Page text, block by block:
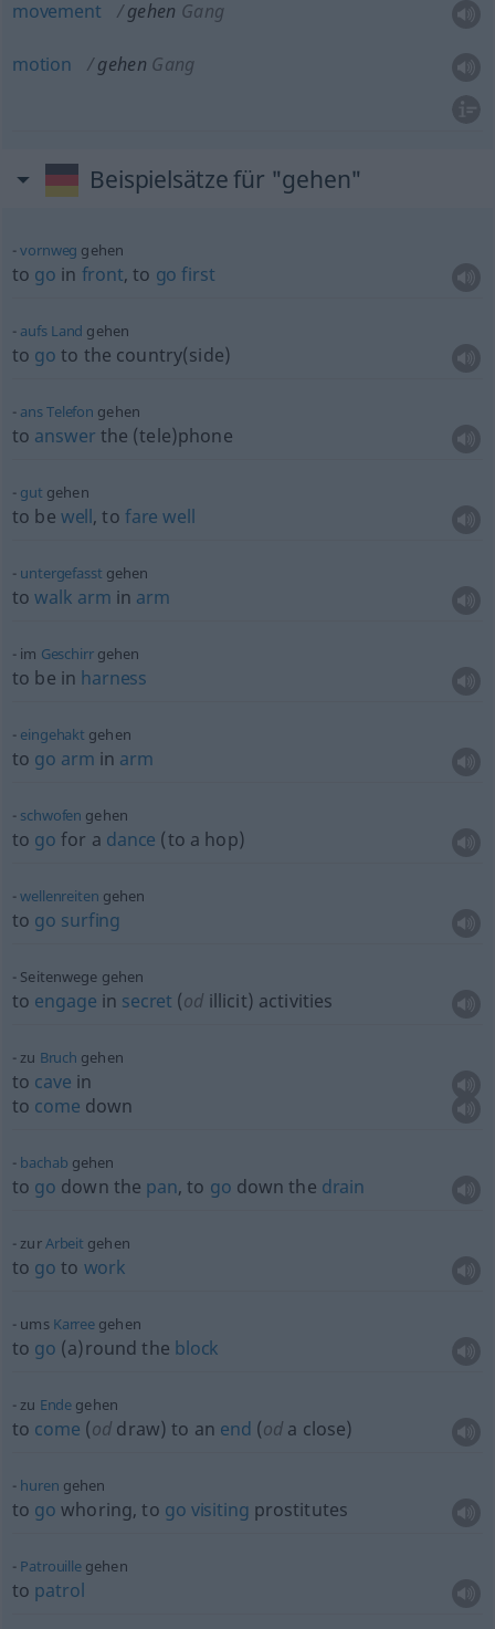
movement gehen Gang
motion gehen Gang
Beispielsätze für "gehen"
vornweg gehen
to go in front, to go first
aufs Land gehen
to go to the country(side)
ansTelefon gehen
to answer the (tele)phone
gut gehen
to be well, to fare well
untergefasst gehen
towalk arm in arm
im Geschirrgehen
to be in harness
eingehakt gehen
to go arm in arm
schwofen gehen
to go for a dance (to a hop)
wellenreiten gehen
to go surfing
Seitenwege gehen
to engage in secret (od illicit) activities
zu Bruch gehen
to cave in
to come down
bachab gehen
to go down the pan, to go down the drain
zurArbeit gehen
to go to work
ums Karree gehen
to go (a)round the block
zu Ende gehen
to come (od draw) to an end (od a close)
huren gehen
to go whoring, to go visiting prostitutes
Patrouillegehen
to patrol